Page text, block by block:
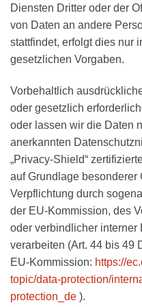
Diensten Dritter oder der
von Daten an andere
stattfindet, erfolgt dies nur
gesetzlichen Vorgaben.
Vorbehaltlich
oder gesetzlich
oder lassen wir die Daten
anerkannten
„Privacy-Shield“
auf Grundlage besonderer
Verpflichtung durch
der EU-Kommission, des
oder verbindlicher interner
verarbeiten (Art. 44 bis 49
EU-Kommission: https://
topic/data-protection/
protection_de ).